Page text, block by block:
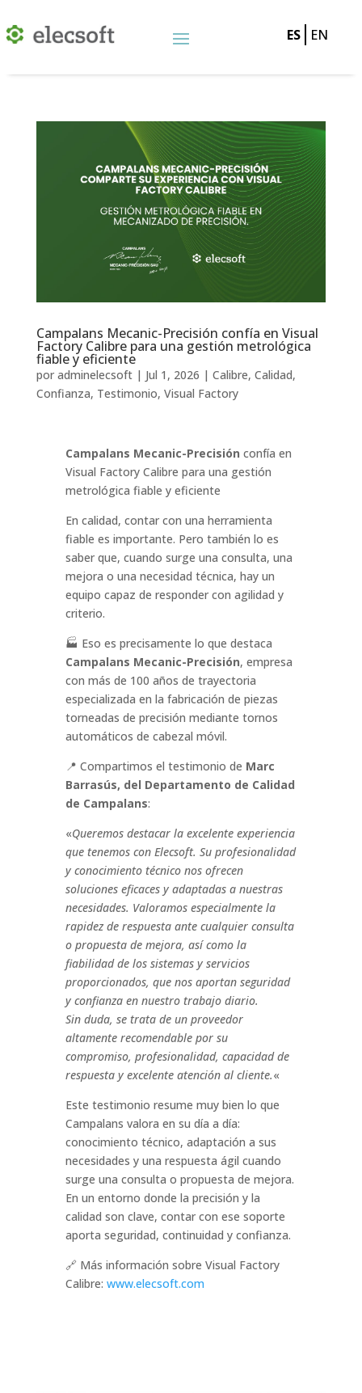
ES EN
Campalans Mecanic-Precisión confía en Visual
Factory Calibre para una gestión metrológica
fiable y eficiente
por adminelecsoft| Jul 1, 2026 | Calibre, Calidad,
Confianza, Testimonio, Visual Factory
Campalans Mecanic-Precisión confía en
Visual Factory Calibre para una gestión
metrológica fiable y eficiente
En calidad, contar con una herramienta
fiable es importante. Pero también lo es
saber que, cuando surge una consulta, una
mejora o una necesidad técnica, hay un
equipo capaz de responder con agilidad y
criterio.
🏭 Eso es precisamente lo que destaca
Campalans Mecanic-Precisión, empresa
con más de 100 años de trayectoria
especializada en la fabricación de piezas
torneadas de precisión mediante tornos
automáticos de cabezal móvil.
📍 Compartimos el testimonio de Marc
Barrasús, del Departamento de Calidad
de Campalans:
«Queremos destacar la excelente experiencia
que tenemos con Elecsoft. Su profesionalidad
y conocimiento técnico nos ofrecen
soluciones eficaces y adaptadas a nuestras
necesidades. Valoramos especialmente la
rapidez de respuesta ante cualquier consulta
o propuesta de mejora, así como la
fiabilidad de los sistemas y servicios
proporcionados, que nos aportan seguridad
y confianza en nuestro trabajo diario.
Sin duda, se trata de un proveedor
altamente recomendable por su
compromiso, profesionalidad, capacidad de
respuesta y excelente atención al cliente.«
Este testimonio resume muy bien lo que
Campalans valora en su día a día:
conocimiento técnico, adaptación a sus
necesidades y una respuesta ágil cuando
surge una consulta o propuesta de mejora.
En un entorno donde la precisión y la
calidad son clave, contar con ese soporte
aporta seguridad, continuidad y confianza.
🔗 Más información sobre Visual Factory
Calibre: www.elecsoft.com